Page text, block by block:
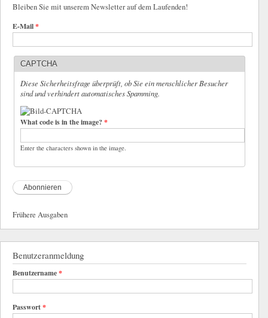
Bleiben Sie mit unserem Newsletter auf dem Laufenden!
E-Mail*
CAPTCHA
Diese Sicherheitsfrage überprüft, ob Sie ein menschlicher Besucher
sind und verhindert automatisches Spamming.
What code is in the image?*
Enter the characters shown in the image.
Frühere Ausgaben
Benutzeranmeldung
Benutzername*
Passwort*